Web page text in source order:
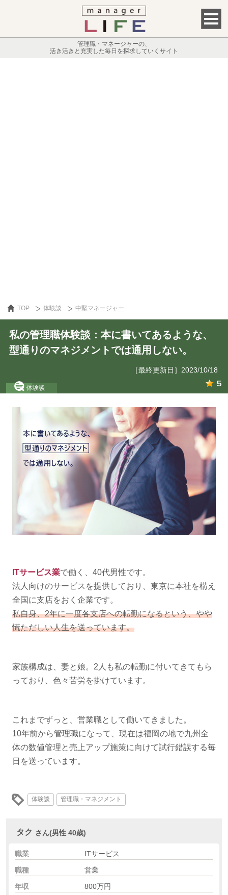
管理職・マネージャーの、
活き活きと充実した毎日を探求していくサイト
TOP 体験談 中堅マネージャー
私の管理職体験談：本に書いてあるような、
型通りのマネジメントでは通用しない。
［最終更新日］2023/10/18
体験談 5
ITサービス業で働く、40代男性です。
法人向けのサービスを提供しており、東京に本社を構え
全国に支店をおく企業です。
私自身、2年に一度各支店への転勤になるという、やや
慌ただしい人生を送っています。
家族構成は、妻と娘。2人も私の転勤に付いてきてもら
っており、色々苦労を掛けています。
これまでずっと、営業職として働いてきました。
10年前から管理職になって、現在は福岡の地で九州全
体の数値管理と売上アップ施策に向けて試行錯誤する毎
日を送っています。
体験談 管理職・マネジメント
タク さん(男性 40歳)
職業
ITサービス
職種
営業
年収
800万円